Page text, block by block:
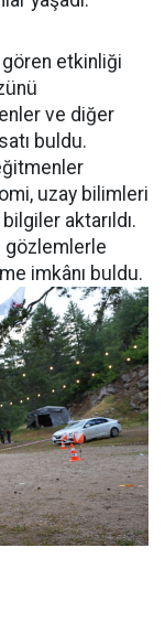
etkinliği
ve diğer
buldu.
uzay bilimleri
aktarıldı.
gözlemlerle
imkânı buldu.